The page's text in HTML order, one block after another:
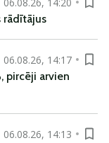
rādītājus
06.08.26, 14:17
pircēji arvien
06.08.26, 14:13